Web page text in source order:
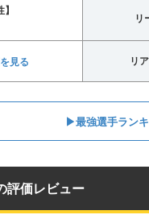
リ
見る リ
▶︎最強選手ラン
評価レビュー